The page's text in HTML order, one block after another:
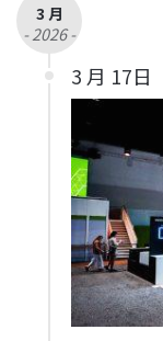
3 月
- 2026 -
3 月 17日